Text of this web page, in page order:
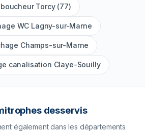
Torcy (77)
WC Lagny-sur-Marne
Champs-sur-Marne
canalisation Claye-Souilly
desservis
également dans les départements